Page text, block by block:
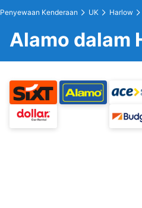
Penyewaan Kenderaan UK Harlow
Alamo dalam